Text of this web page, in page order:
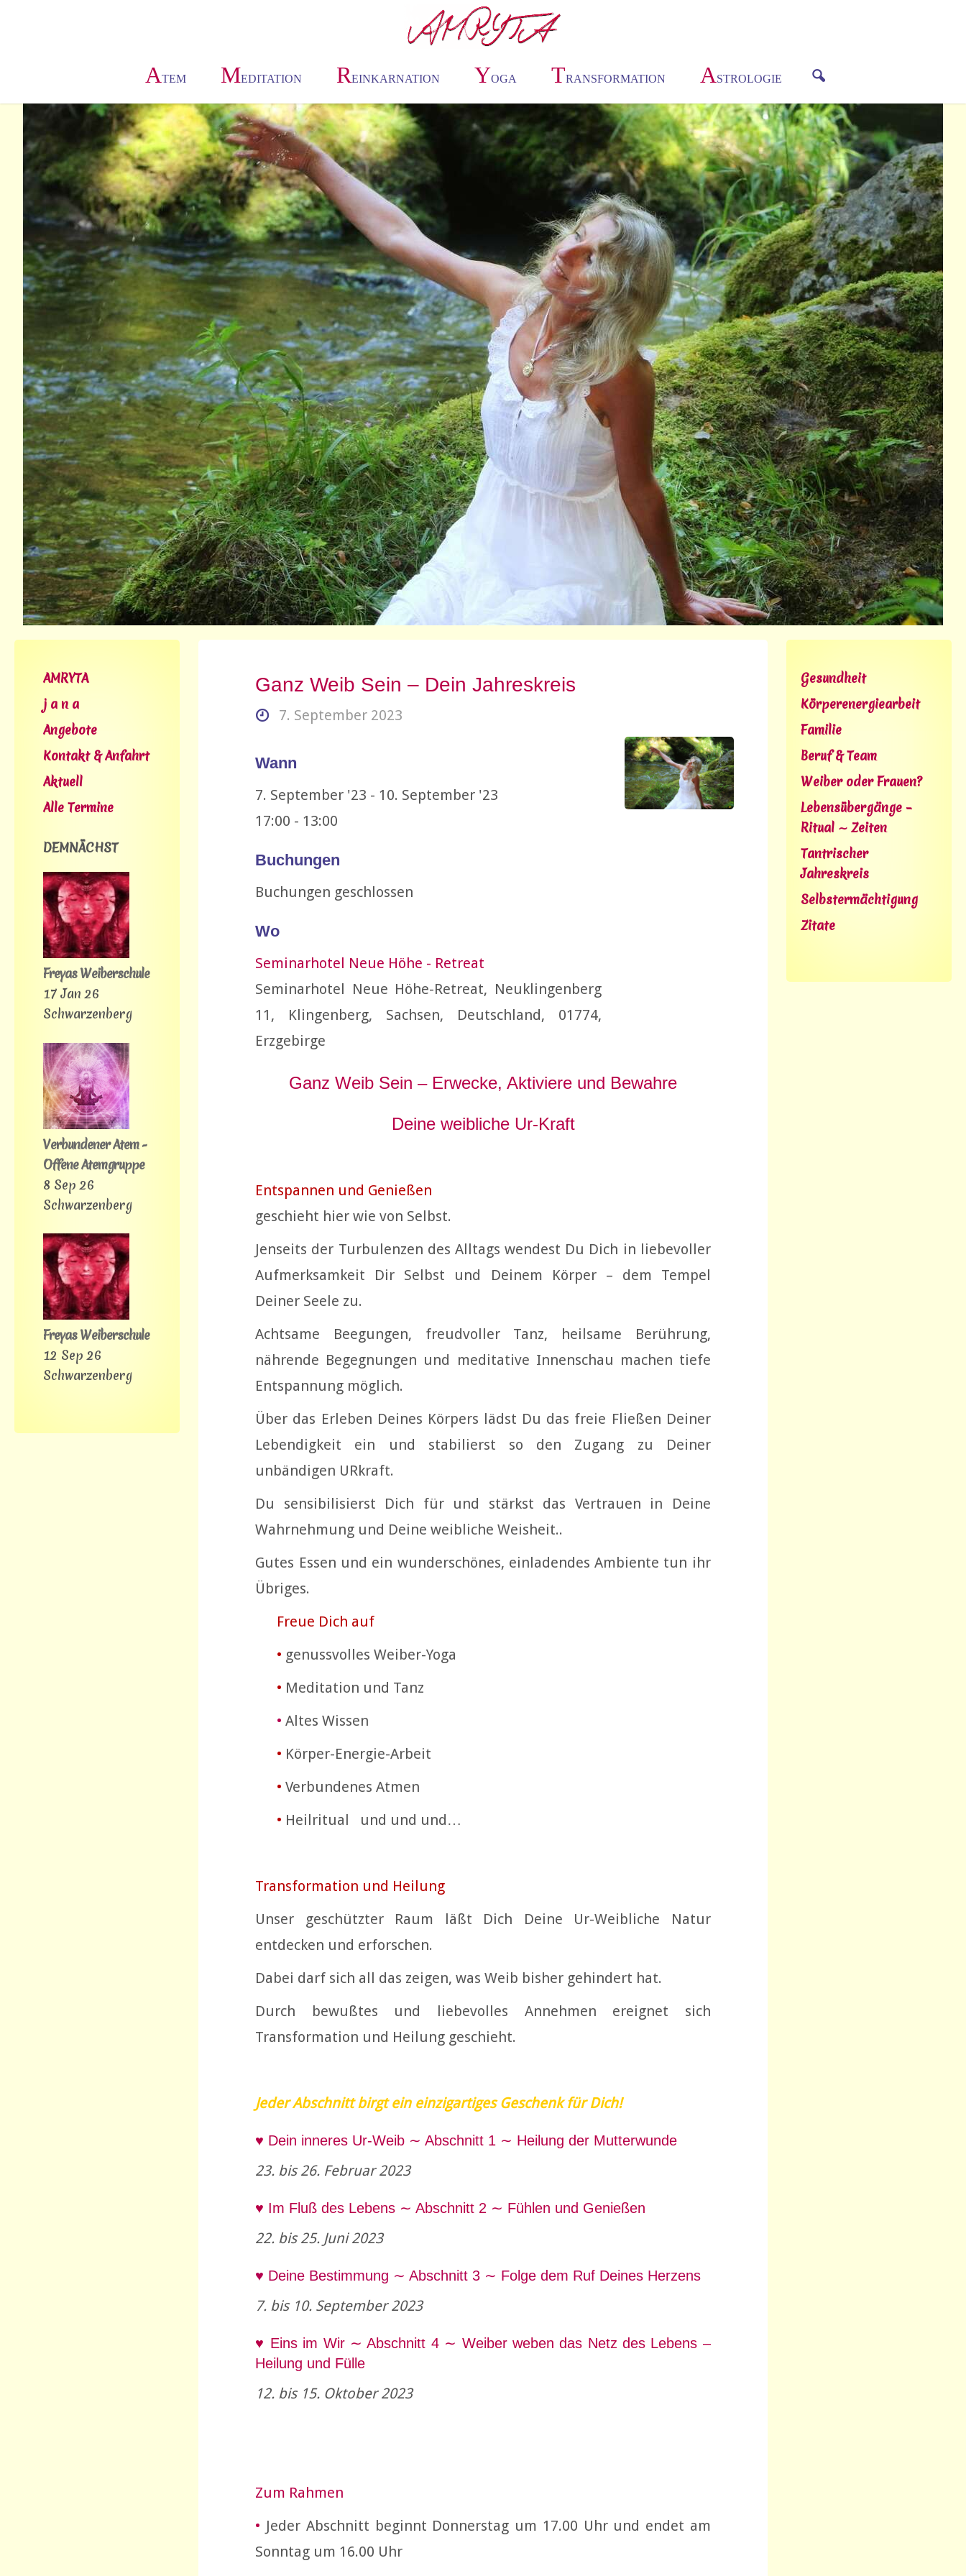
ATEM MEDITATION REINKARNATION YOGA TRANSFORMATION ASTROLOGIE
Ganz Weib Sein – Dein Jahreskreis
7. September 2023
Wann
7. September '23 - 10. September '23
17:00 - 13:00
Buchungen
Buchungen geschlossen
Wo
Seminarhotel Neue Höhe - Retreat
Seminarhotel Neue Höhe-Retreat, Neuklingenberg
11, Klingenberg, Sachsen, Deutschland, 01774,
Erzgebirge
Ganz Weib Sein – Erwecke, Aktiviere und Bewahre
Deine weibliche Ur-Kraft
Entspannen und Genießen
geschieht hier wie von Selbst.
Jenseits der Turbulenzen des Alltags wendest Du Dich in liebevoller
Aufmerksamkeit Dir Selbst und Deinem Körper – dem Tempel
Deiner Seele zu.
Achtsame Beegungen, freudvoller Tanz, heilsame Berührung,
nährende Begegnungen und meditative Innenschau machen tiefe
Entspannung möglich.
Über das Erleben Deines Körpers lädst Du das freie Fließen Deiner
Lebendigkeit ein und stabilierst so den Zugang zu Deiner
unbändigen URkraft.
Du sensibilisierst Dich für und stärkst das Vertrauen in Deine
Wahrnehmung und Deine weibliche Weisheit..
Gutes Essen und ein wunderschönes, einladendes Ambiente tun ihr
Übriges.
Freue Dich auf
• genussvolles Weiber-Yoga
• Meditation und Tanz
•Altes Wissen
• Körper-Energie-Arbeit
• Verbundenes Atmen
• Heilritual und und und…
Transformation und Heilung
Unser geschützter Raum läßt Dich Deine Ur-Weibliche Natur
entdecken und erforschen.
Dabei darf sich all das zeigen, was Weib bisher gehindert hat.
Durch bewußtes und liebevolles Annehmen ereignet sich
Transformation und Heilung geschieht.
Jeder Abschnitt birgt ein einzigartiges Geschenk für Dich!
♥ Dein inneres Ur-Weib ∼ Abschnitt 1 ∼ Heilung der Mutterwunde
23. bis 26. Februar 2023
♥ Im Fluß des Lebens ∼ Abschnitt 2 ∼ Fühlen und Genießen
22. bis 25. Juni 2023
♥ Deine Bestimmung ∼ Abschnitt 3 ∼ Folge dem Ruf Deines Herzens
7. bis 10. September 2023
♥ Eins im Wir ∼ Abschnitt 4 ∼ Weiber weben das Netz des Lebens –
Heilung und Fülle
12. bis 15. Oktober 2023
Zum Rahmen
• Jeder Abschnitt beginnt Donnerstag um 17.00 Uhr und endet am
Sonntag um 16.00 Uhr
AMRYTA
j a n a
Angebote
Kontakt & Anfahrt
Aktuell
Alle Termine
DEMNÄCHST
Freyas Weiberschule
17 Jan 26
Schwarzenberg
Verbundener Atem -
Offene Atemgruppe
8 Sep 26
Schwarzenberg
Freyas Weiberschule
12 Sep 26
Schwarzenberg
Gesundheit
Körperenergiearbeit
Familie
Beruf & Team
Weiber oder Frauen?
Lebensübergänge –
Ritual ∼ Zeiten
Tantrischer
Jahreskreis
Selbstermächtigung
Zitate